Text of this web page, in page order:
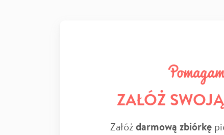
ZAŁÓŻ
Załóżdarmową zbiórkę